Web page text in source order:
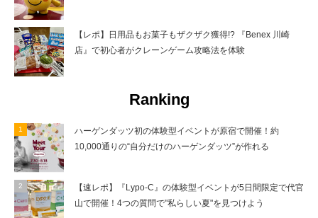
【レポ】日用品もお菓子もザクザク獲得!? 『Benex 川崎
店』で初心者がクレーンゲーム攻略法を体験
Ranking
ハーゲンダッツ初の体験型イベントが原宿で開催！約
10,000通りの“自分だけのハーゲンダッツ”が作れる
【速レポ】『Lypo-C』の体験型イベントが5日間限定で代官
山で開催！4つの質問で"私らしい夏"を見つけよう